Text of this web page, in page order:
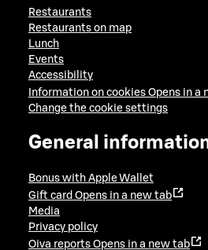
Restaurants
Restaurants on map
Lunch
Events
Accessibility
Information on cookies Opens in a
Change the cookie settings
General
Bonus with Apple Wallet
Gift card Opens in a new tab
Media
Privacy policy
Oiva reports Opens in a new tab